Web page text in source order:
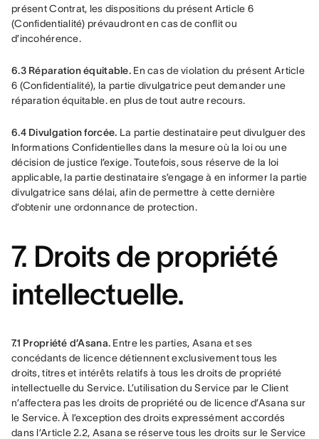
présent Contrat, les dispositions du présent Article 6
(Confidentialité) prévaudront en cas de conflit ou
d’incohérence.
6.3 Réparation équitable. En cas de violation du présent Article
6 (Confidentialité), la partie divulgatrice peut demander une
réparation équitable. en plus de tout autre recours.
6.4 Divulgation forcée. La partie destinataire peut divulguer des
Informations Confidentielles dans la mesure où la loi ou une
décision de justice l’exige. Toutefois, sous réserve de la loi
applicable, la partie destinataire s’engage à en informer la partie
divulgatrice sans délai, afin de permettre à cette dernière
d’obtenir une ordonnance de protection.
7. Droits de propriété
intellectuelle.
7.1 Propriété d’Asana. Entre les parties, Asana et ses
concédants de licence détiennent exclusivement tous les
droits, titres et intérêts relatifs à tous les droits de propriété
intellectuelle du Service. L’utilisation du Service par le Client
n’affectera pas les droits de propriété ou de licence d’Asana sur
le Service. À l’exception des droits expressément accordés
dans l’Article 2.2, Asana se réserve tous les droits sur le Service